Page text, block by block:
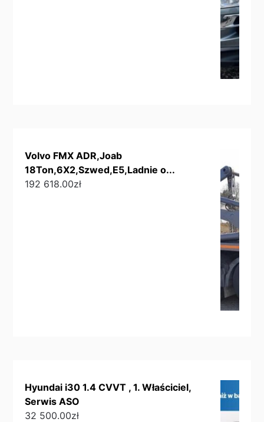
Volvo FMX ADR,Joab
18Ton,6X2,Szwed,E5,Ladnie o...
192 618.00zł
Hyundai i30 1.4 CVVT , 1. Właściciel,
Serwis ASO
32 500.00zł